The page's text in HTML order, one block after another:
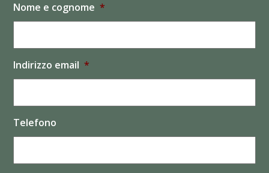
Nome e cognome *
Indirizzo email *
Telefono